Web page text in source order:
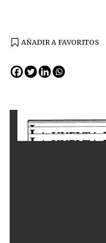
AÑADIR A FAVORITOS